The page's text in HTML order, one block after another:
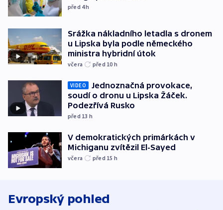
před 4h
Srážka nákladního letadla s dronem
u Lipska byla podle německého
ministra hybridní útok
včera před 10 h
VIDEO
Jednoznačná provokace,
soudí o dronu u Lipska Žáček.
Podezřívá Rusko
před 13 h
V demokratických primárkách v
Michiganu zvítězil El-Sayed
včera před 15 h
Evropský pohled